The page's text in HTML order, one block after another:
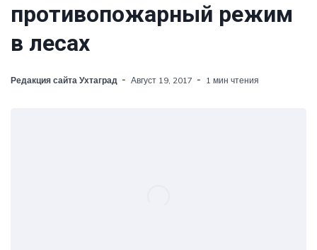
противопожарный режим
в лесах
Редакция сайта Ухтаград Август 19, 2017 1 мин чтения